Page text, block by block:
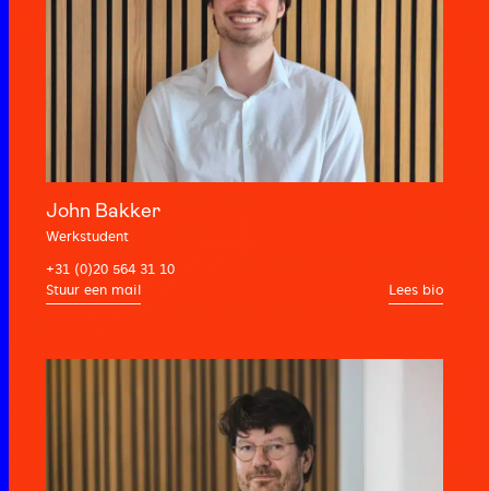
John Bakker
Werkstudent
+31 (0)20 564 31 10
Lees bio